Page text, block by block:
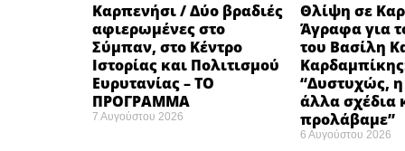
Καρπενήσι / Δύο βραδιές
αφιερωμένες στο
Σύμπαν, στο Κέντρο
Ιστορίας και Πολιτισμού
Ευρυτανίας – ΤΟ
ΠΡΟΓΡΑΜΜΑ
7 Αυγούστου 2026
Θλίψη σε
Άγραφα για
του Βασίλη
“Δυστυχώς, η
άλλα σχέδια
προλάβαμε”
6 Αυγούστου 2026